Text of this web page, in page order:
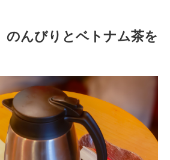
のんびりとベトナム茶を